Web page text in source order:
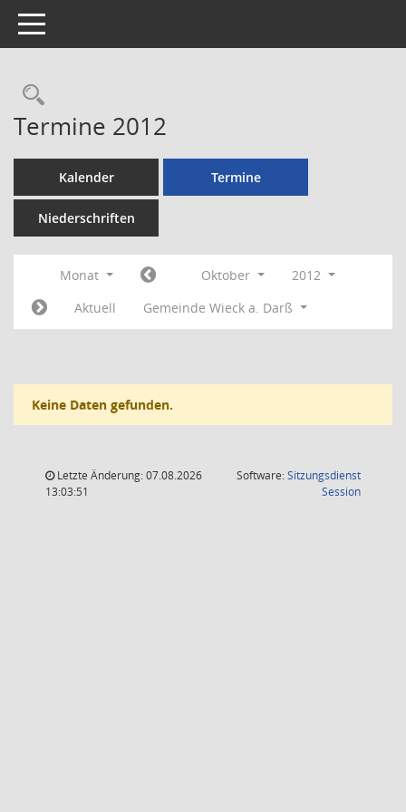
Toggle navigation
Rechercheauswahl
Termine 2012
Kalender Termine
Niederschriften
Monat Oktober
2012
Aktuell
Gemeinde Wieck a. Darß
Keine Daten gefunden.
Letzte Änderung: 07.08.2026
13:03:51
Software:Sitzungsdienst
Session(Wird in